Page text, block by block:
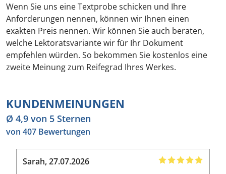
Wenn Sie uns eine Textprobe schicken und Ihre
Anforderungen nennen, können wir Ihnen einen
exakten Preis nennen. Wir können Sie auch beraten,
welche Lektoratsvariante wir für Ihr Dokument
empfehlen würden. So bekommen Sie kostenlos eine
zweite Meinung zum Reifegrad Ihres Werkes.
KUNDENMEINUNGEN
Ø 4,9 von 5 Sternen
von 407 Bewertungen
Sarah,27.07.2026